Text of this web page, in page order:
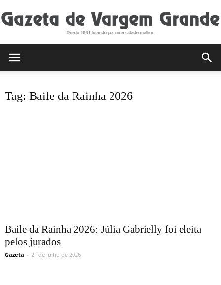
Tag: Baile da Rainha 2026
Baile da Rainha 2026: Júlia Gabrielly foi eleita
pelos jurados
Gazeta - 21 de julho de 2026